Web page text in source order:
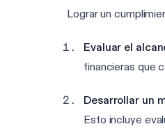
Lograr un
Evaluar el
financieras que
Desarrollar un
Esto incluye